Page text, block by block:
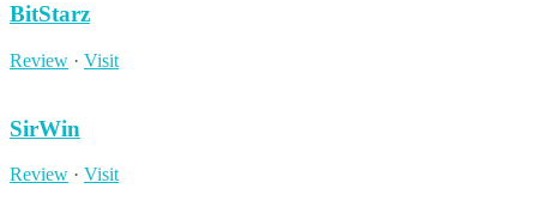
BitStarz
Review · Visit
SirWin
Review · Visit